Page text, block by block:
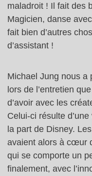
maladroit ! Il fait des
Magicien, danse
fait bien d’autres
d’assistant !
Michael Jung nous a
lors de l’entretien
d’avoir avec les
Celui-ci résulte
la part de Disney.
avaient alors à cœur
qui se comporte un
finalement, avec